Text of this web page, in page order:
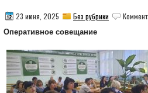
23 июня, 2025 Без рубрики
Оперативное совещание